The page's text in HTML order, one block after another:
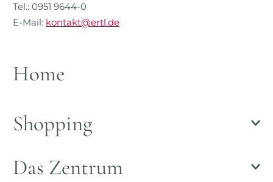
Tel.: 0951 9644-0
E-Mail: kontakt@ertl.de
Home
Shopping
Das Zentrum